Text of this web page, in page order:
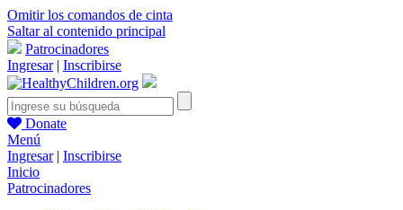
Omitir los comandos de cinta
Saltar al contenido principal
Patrocinadores
Ingresar| Inscribirse
Donate
Menú
Ingresar| Inscribirse
Inicio
Patrocinadores